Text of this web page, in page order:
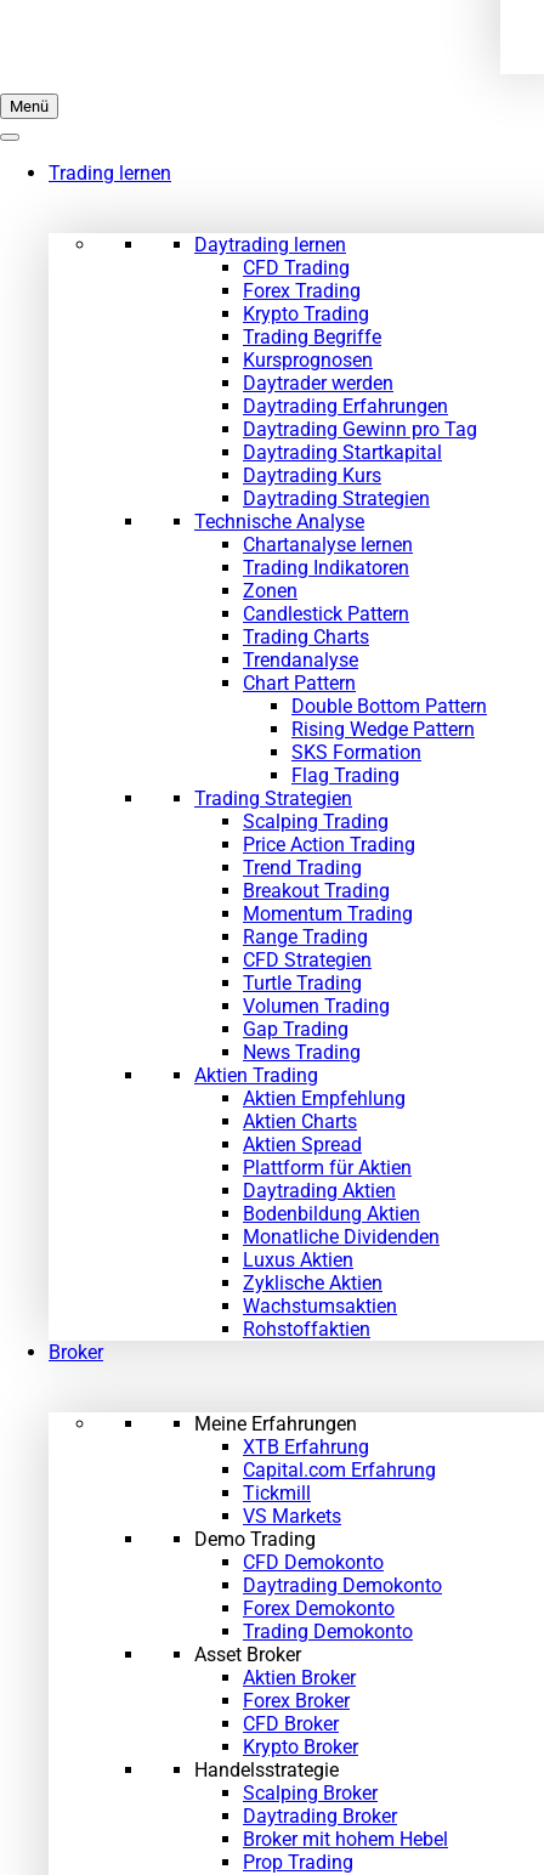
Menü
Trading lernen
Daytrading lernen
CFD Trading
Forex Trading
Krypto Trading
Trading Begriffe
Kursprognosen
Daytrader werden
Daytrading Erfahrungen
Daytrading Gewinn pro Tag
Daytrading Startkapital
Daytrading Kurs
Daytrading Strategien
Technische Analyse
Chartanalyse lernen
Trading Indikatoren
Zonen
Candlestick Pattern
Trading Charts
Trendanalyse
Chart Pattern
Double Bottom Pattern
Rising Wedge Pattern
SKS Formation
Flag Trading
Trading Strategien
Scalping Trading
Price Action Trading
Trend Trading
Breakout Trading
Momentum Trading
Range Trading
CFD Strategien
Turtle Trading
Volumen Trading
Gap Trading
News Trading
Aktien Trading
Aktien Empfehlung
Aktien Charts
Aktien Spread
Plattform für Aktien
Daytrading Aktien
Bodenbildung Aktien
Monatliche Dividenden
Luxus Aktien
Zyklische Aktien
Wachstumsaktien
Rohstoffaktien
Broker
Meine Erfahrungen
XTB Erfahrung
Capital.com Erfahrung
Tickmill
VS Markets
Demo Trading
CFD Demokonto
Daytrading Demokonto
Forex Demokonto
Trading Demokonto
Asset Broker
Aktien Broker
Forex Broker
CFD Broker
Krypto Broker
Handelsstrategie
Scalping Broker
Daytrading Broker
Broker mit hohem Hebel
Prop Trading